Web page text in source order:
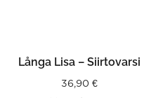
Långa Lisa – Siirtovarsi
36,90 €